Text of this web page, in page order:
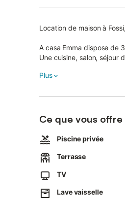
Location de maison à
A casa Emma dispose de
Une cuisine, salon, séjour
Elle dispose d une
A 10 mn de Porto
N hésitez pas à nous
A casa Emma et à casa
chambres).
Nos tarifs sont à la
D octobre à avril 800 €
Plus
Ce que vous
Piscine privée
Terrasse
TV
Lave vaisselle